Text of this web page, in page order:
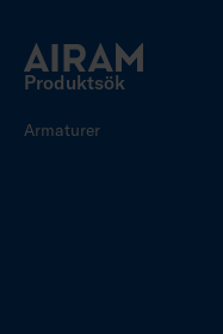
Produktsök
Armaturer